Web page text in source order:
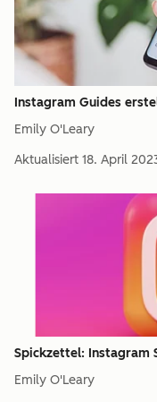
Instagram Guides
Emily O'Leary
Aktualisiert 18. April
Spickzettel: Instagram
Emily O'Leary